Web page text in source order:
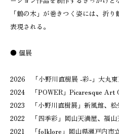
「鶴の木」が巻きつく姿には、折
表現される。
● 個展
2026 「小野川直樹展 -彩-」大丸東
2024 「POWER」Picaresque Art
2023 「小野川直樹展」新風館、松
2022 「四季彩」岡山天満屋、福山
2021 「folklore」岡山県瀬戸内市立